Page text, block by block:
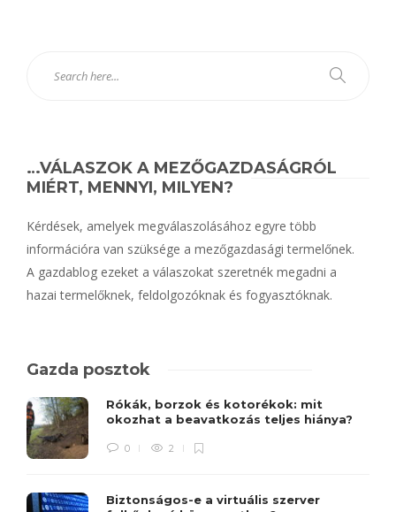
…VÁLASZOK A MEZŐGAZDASÁGRÓL
MIÉRT, MENNYI, MILYEN?
Kérdések, amelyek megválaszolásához egyre több
információra van szüksége a mezőgazdasági termelőnek.
A gazdablog ezeket a válaszokat szeretnék megadni a
hazai termelőknek, feldolgozóknak és fogyasztóknak.
Gazda posztok
Rókák, borzok és kotorékok: mit
okozhat a beavatkozás teljes hiánya?
0 2
Biztonságos-e a virtuális szerver